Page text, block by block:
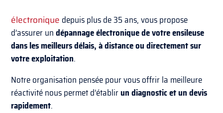
électronique depuis plus de 35 ans, vous propose
d’assurer undépannage électronique de votre ensileuse
dans les meilleurs délais, à distance ou directement sur
votre exploitation.
Notre organisation pensée pour vous offrir la meilleure
réactivité nous permet d’établirun diagnostic et un devis
rapidement.